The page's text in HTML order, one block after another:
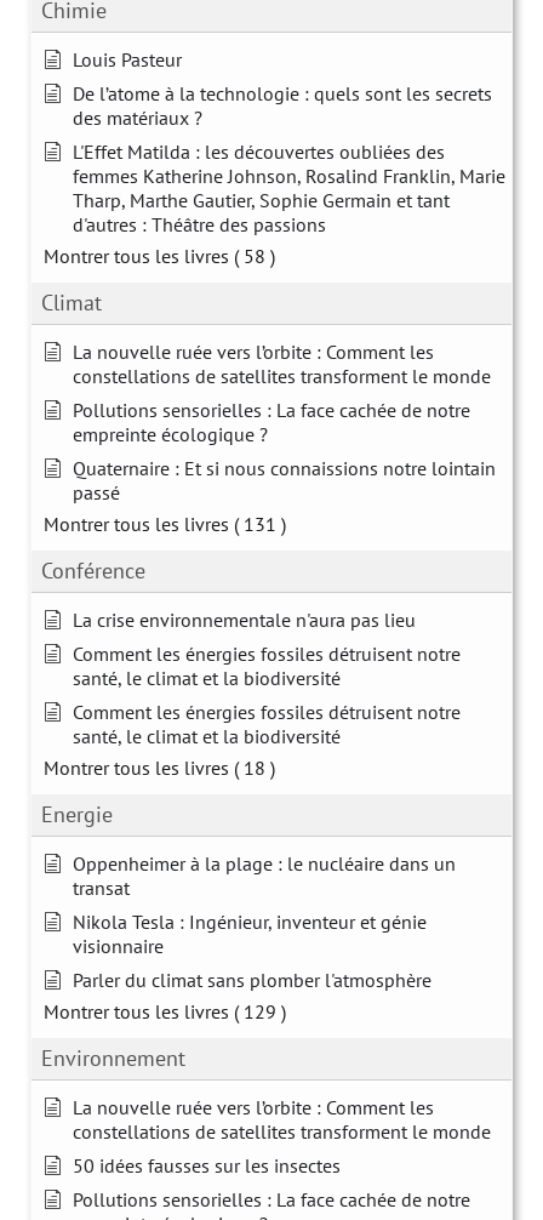
Chimie
Louis Pasteur
De l’atome à la technologie : quels sont les secrets
des matériaux ?
L'Effet Matilda : les découvertes oubliées des
femmes Katherine Johnson, Rosalind Franklin, Marie
Tharp, Marthe Gautier, Sophie Germain et tant
d'autres : Théâtre des passions
Montrer tous les livres ( 58 )
Climat
La nouvelle ruée vers l’orbite : Comment les
constellations de satellites transforment le monde
Pollutions sensorielles : La face cachée de notre
empreinte écologique ?
Quaternaire : Et si nous connaissions notre lointain
passé
Montrer tous les livres ( 131 )
Conférence
La crise environnementale n'aura pas lieu
Comment les énergies fossiles détruisent notre
santé, le climat et la biodiversité
Comment les énergies fossiles détruisent notre
santé, le climat et la biodiversité
Montrer tous les livres ( 18 )
Energie
Oppenheimer à la plage : le nucléaire dans un
transat
Nikola Tesla : Ingénieur, inventeur et génie
visionnaire
Parler du climat sans plomber l'atmosphère
Montrer tous les livres ( 129 )
Environnement
La nouvelle ruée vers l’orbite : Comment les
constellations de satellites transforment le monde
50 idées fausses sur les insectes
Pollutions sensorielles : La face cachée de notre